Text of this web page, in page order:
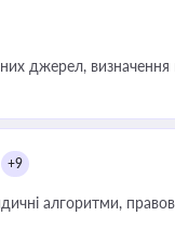
джерел,
+9
алгоритми,